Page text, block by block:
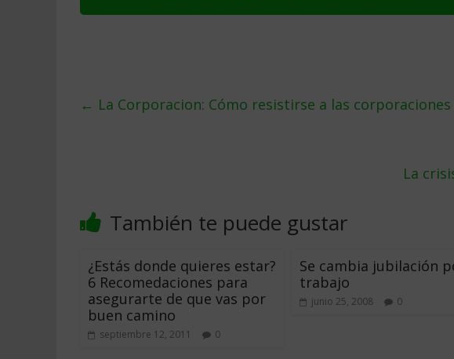
← La Corporacion: Cómo resistirse a las corporaciones
La
También te puede gustar
¿Estás donde quieres estar?
6 Recomedaciones para
asegurarte de que vas por
buen camino
septiembre 12, 2011 0
Se cambia jubilación
trabajo
junio 25, 2008 0